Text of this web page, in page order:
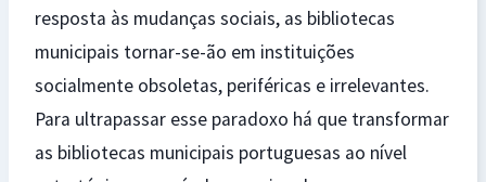
resposta às mudanças sociais, as bibliotecas
municipais tornar-se-ão em instituições
socialmente obsoletas, periféricas e irrelevantes.
Para ultrapassar esse paradoxo há que transformar
as bibliotecas municipais portuguesas ao nível